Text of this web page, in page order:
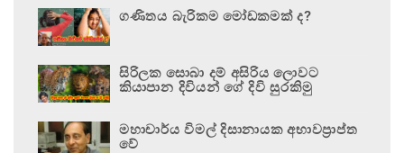
ගණිතය බැරිකම මෝඩකමක් ද?
සිරිලක සොබා දම් අසිරිය ලොවට
කියාපාන දිවියන් ගේ දිවි සුරකිමු
මහාචාර්ය විමල් දිසානායක අභාවප්‍රාප්ත
වේ